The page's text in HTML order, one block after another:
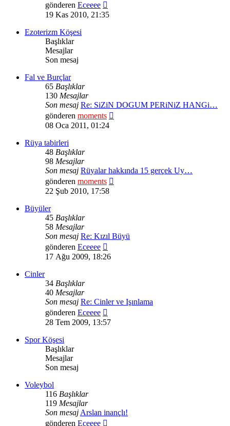
gönderen Eceeee
mesajı
19 Kas 2010, 21:35
Ezoterizm Köşesi
Başlıklar
Mesajlar
Son mesaj
Fal ve Burçlar
65 Başlıklar
130 Mesajlar
Son mesaj Re: SiZiN DOGUM PERiNiZ HANGi…
gönderen moments
08 Oca 2011, 01:24
Rüya tabirleri
48 Başlıklar
98 Mesajlar
Son mesaj Rüyalar hakkında 15 gerçek Uy…
gönderen moments
22 Şub 2010, 17:58
Büyüler
45 Başlıklar
58 Mesajlar
Son mesaj Re: Kızıl Büyü
gönderen Eceeee
mesajı
17 Ağu 2009, 18:26
Cinler
34 Başlıklar
40 Mesajlar
Son mesaj Re: Cinler ve Işınlama
gönderen Eceeee
mesajı
28 Tem 2009, 13:57
Spor Köşesi
Başlıklar
Mesajlar
Son mesaj
Voleybol
116 Başlıklar
119 Mesajlar
Son mesajArslan inançlı!
gönderen Eceeee